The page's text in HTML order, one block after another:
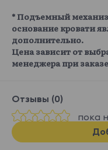
* Подъемный
основание кровати
дополнительно.
Цена зависит от
менеджера при
Отзывы (0)
пока